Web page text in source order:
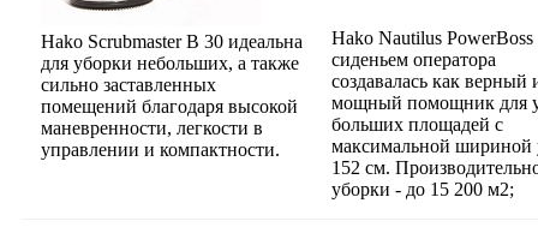
Hako Scrubmaster B 30 идеальна
для уборки небольших, а также
сильно заставленных
помещений благодаря высокой
маневренности, легкости в
управлении и компактности.
Hako Nautilus PowerBoss
сиденьем оператора
создавалась как верный
мощный помощник для
больших площадей с
максимальной шириной
152 см.
уборки - до 15 200 м2;